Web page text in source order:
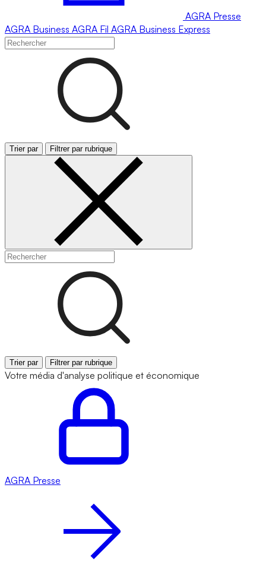
AGRA Presse
AGRA Business AGRA Fil AGRA Business Express
Trier par Filtrer par rubrique
Trier par Filtrer par rubrique
Votre média d'analyse politique et économique
AGRA Presse